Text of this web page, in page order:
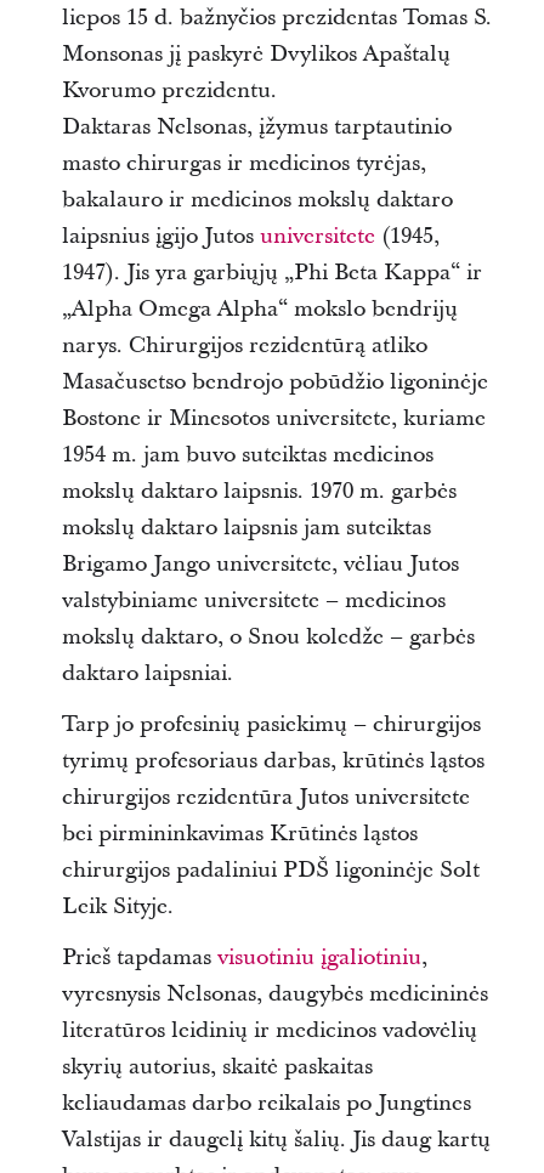
liepos 15 d. bažnyčios prezidentas Tomas S.
Monsonas jį paskyrė Dvylikos Apaštalų
Kvorumo prezidentu.
Daktaras Nelsonas, įžymus tarptautinio
masto chirurgas ir medicinos tyrėjas,
bakalauro ir medicinos mokslų daktaro
laipsnius įgijo Jutos universitete (1945,
1947). Jis yra garbiųjų „Phi Beta Kappa“ ir
„Alpha Omega Alpha“ mokslo bendrijų
narys. Chirurgijos rezidentūrą atliko
Masačusetso bendrojo pobūdžio ligoninėje
Bostone ir Minesotos universitete, kuriame
1954 m. jam buvo suteiktas medicinos
mokslų daktaro laipsnis. 1970 m. garbės
mokslų daktaro laipsnis jam suteiktas
Brigamo Jango universitete, vėliau Jutos
valstybiniame universitete – medicinos
mokslų daktaro, o Snou koledže – garbės
daktaro laipsniai.
Tarp jo profesinių pasiekimų – chirurgijos
tyrimų profesoriaus darbas, krūtinės ląstos
chirurgijos rezidentūra Jutos universitete
bei pirmininkavimas Krūtinės ląstos
chirurgijos padaliniui PDŠ ligoninėje Solt
Leik Sityje.
Prieš tapdamas visuotiniu įgaliotiniu,
vyresnysis Nelsonas, daugybės medicininės
literatūros leidinių ir medicinos vadovėlių
skyrių autorius, skaitė paskaitas
keliaudamas darbo reikalais po Jungtines
Valstijas ir daugelį kitų šalių. Jis daug kartų